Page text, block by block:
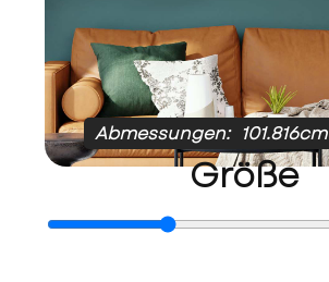
Abmessungen: 101.816cm
Größe